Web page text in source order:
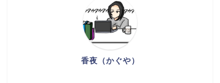
香夜（かぐや）